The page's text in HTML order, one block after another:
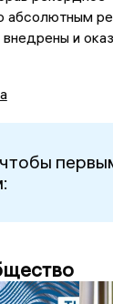
абсолютным
и